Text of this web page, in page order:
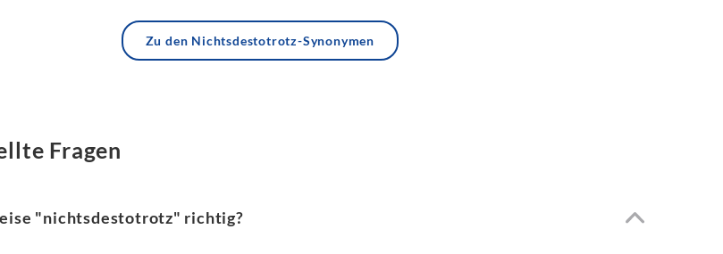
Zu den Nichtsdestotrotz-Synonymen
Fragen
"nichtsdestotrotz" richtig?